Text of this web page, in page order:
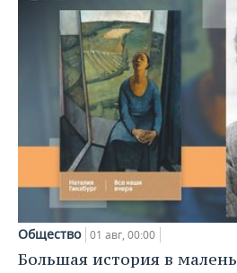
Общество 01 авг, 00:00
Большая история в